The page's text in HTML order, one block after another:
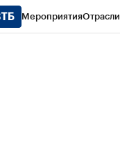
МероприятияОтрасли